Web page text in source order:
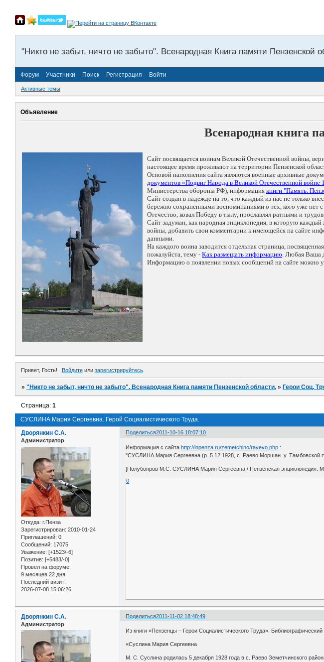
"Никто не забыт, ничто не забыто". Всенародная Книга памяти Пензенской
Форум Участники Поиск Регистрация Войти
Активные темы
Объявление
Всенародная книга
Сайт посвящается воинам Великой Отечественной войны,
настоящее время проживают на территории Пензенской
Основой наполнения сайта являются военные архивные
документов «Подвиг Народа в Великой Отечественной войне
Министерства обороны РФ), информация книги "Память.
Сайт создан в надежде на то, что каждый из нас не только
бережно сохраненными воспоминаниями о тех, кого уже нет
Отечество, ковал Победу в тылу, прославлял ратными и
Сайт задуман, как народная энциклопедия, в которую
войны, добавить свои комментарии к имеющейся на сайте
данными.
На каждого воина заводится отдельная страница,
пожалуйста, тему - Как размещать информацию. Любая Ваша
Информацию о появлении новых сообщений на сайте можно
Привет, Гость! Войдитеили зарегистрируйтесь.
»"Никто не забыт, ничто не забыто". Всенародная Книга памяти Пензенской области. » Герои Соц.
СУСЛИНА Мария Сергеевна. Герой Социалистического Труда.
Страница:1
Поделиться2011-10-16 18:07:10
Дворянкин С.А.
Администратор
Откуда: г.Пенза
Зарегистрирован: 2010-01-24
Приглашений: 0
Сообщений: 17075
Уважение: [+1523/-6]
Позитив: [+5483/-0]
Провел на форуме:
9 месяцев 22 дня
Последний визит:
2026-07-08 15:06:26
Информация с сайтаhttp://inpenza.ru/zemetchino/rayevo.php :
"СУСЛИНА Мария Сергеевна (р. 5.12.1928, с. Раево Моршан. у. Тамбовской
[Полубояров М.С. СУСЛИНА Мария Сергеевна / Пензенская энциклопедия.
0
Поделиться2011-11-02 18:48:49
Дворянкин С.А.
Администратор
Из книги «Пензенцы – Герои Социалистического Труда».
«Суслина Мария Сергеевна
М. С. Суслина родилась 5 декабря 1928 года в с. Раево Земетчинского